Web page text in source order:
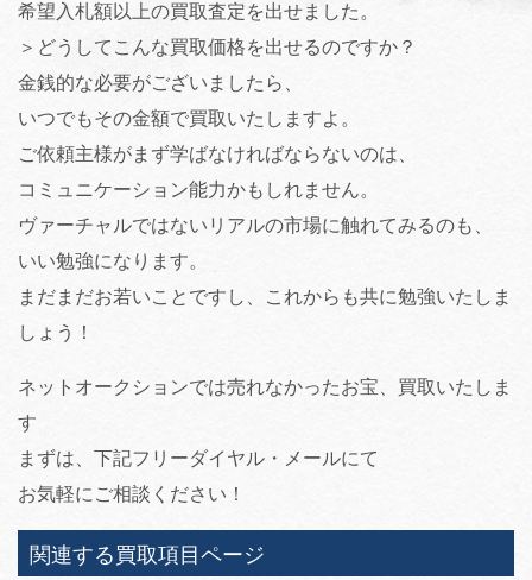
希望入札額以上の買取査定を出せました。
＞どうしてこんな買取価格を出せるのですか？
金銭的な必要がございましたら、
いつでもその金額で買取いたしますよ。
ご依頼主様がまず学ばなければならないのは、
コミュニケーション能力かもしれません。
ヴァーチャルではないリアルの市場に触れてみるのも、
いい勉強になります。
まだまだお若いことですし、これからも共に勉強いたしま
しょう！
ネットオークションでは売れなかったお宝、買取いたしま
す
まずは、下記フリーダイヤル・メールにて
お気軽にご相談ください！
関連する買取項目ページ